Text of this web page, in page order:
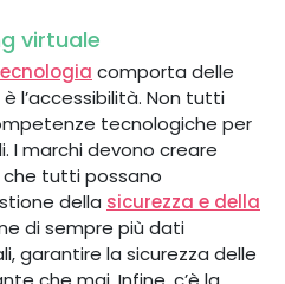
virtuale
comporta delle
l’accessibilità. Non tutti
tecnologiche per
I marchi devono creare
che tutti possano
della sicurezza e della
di sempre più dati
garantire la sicurezza delle